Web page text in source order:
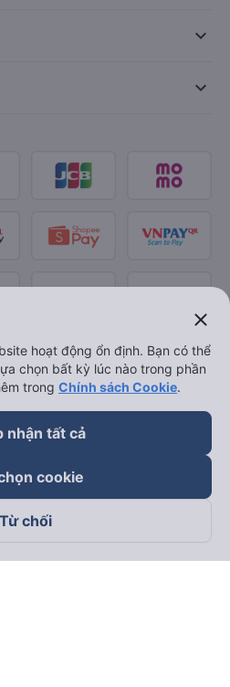
keyboard_arrow_down
keyboard_arrow_down
close
hoạt động ổn định. Bạn có thể
chọn bất kỳ lúc nào trong phần
trong Chính sách Cookie.
nhận tất cả
cookie
Từ chối